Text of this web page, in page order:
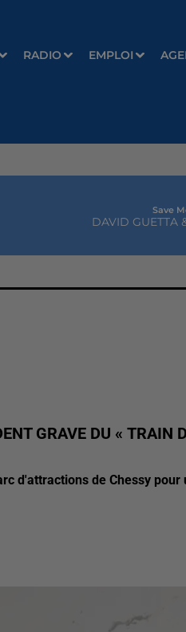
RADIO EMPLOI
Save
DAVID GUETTA
GRAVE DU « TRAIN
d'attractions de Chessy